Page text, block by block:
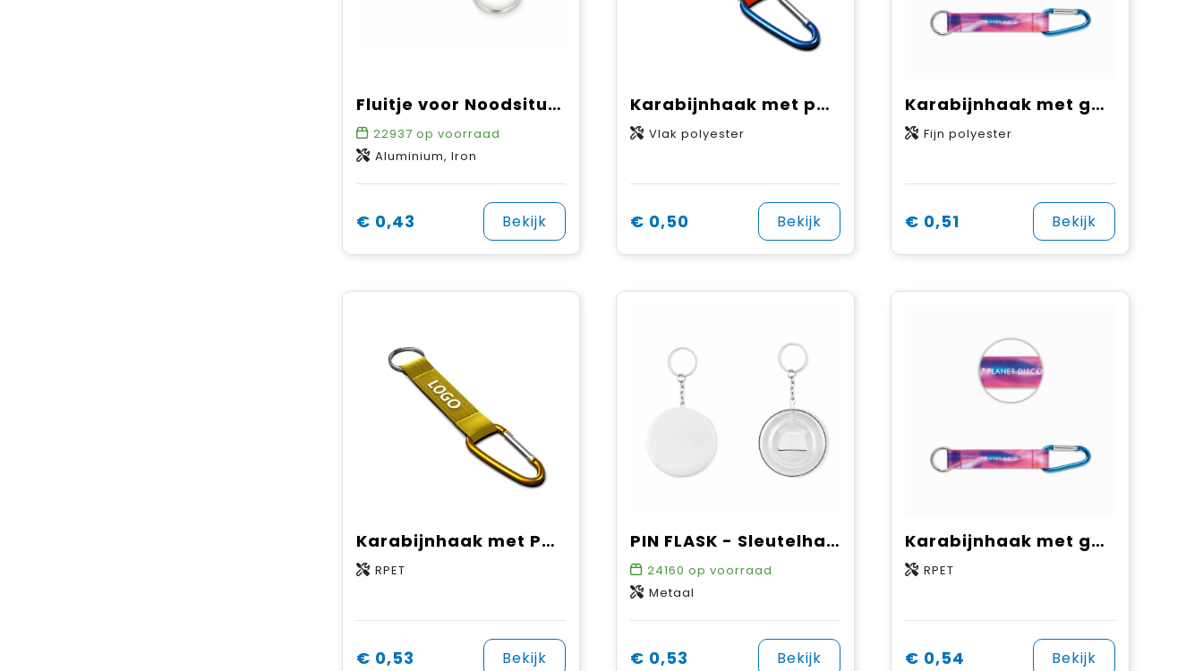
Fluitje voor Noodsituaties
22937 op voorraad
Aluminium, Iron
€ 0,43 Bekijk
Karabijnhaak met polyester strap
Vlak polyester
€ 0,50 Bekijk
Karabijnhaak met gesublimeerde strap
Fijn polyester
€ 0,51 Bekijk
Karabijnhaak met Pantone-gematchte rPET strap
RPET
€ 0,53 Bekijk
PIN FLASK - Sleutelhanger opener
24160 op voorraad
Metaal
€ 0,53 Bekijk
Karabijnhaak met gesublimeerde rPET strap
RPET
€ 0,54 Bekijk